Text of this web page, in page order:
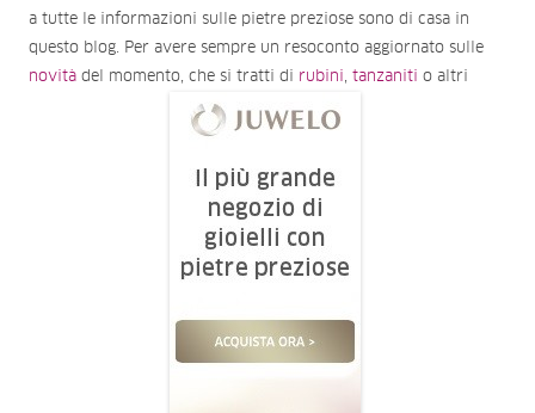
a tutte le informazioni sulle pietre preziose sono di casa in
questo blog. Per avere sempre un resoconto aggiornato sulle
novità del momento, che si tratti di rubini, tanzaniti o altri